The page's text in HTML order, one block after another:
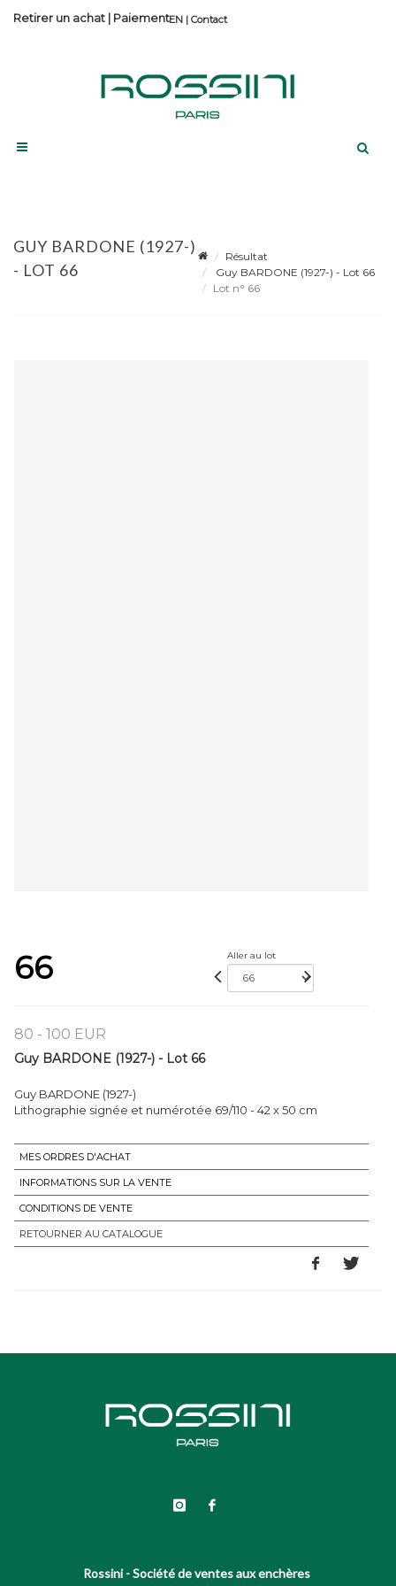
Contact
Retirer un achat | Paiement
GUY BARDONE (1927-)
- LOT 66
Résultat
Guy BARDONE (1927-) - Lot 66
Lot n° 66
66 Aller au lot
80 - 100 EUR
Guy BARDONE (1927-) - Lot 66
Guy BARDONE (1927-)
Lithographie signée et numérotée 69/110 - 42 x 50 cm
MES ORDRES D'ACHAT
INFORMATIONS SUR LA VENTE
CONDITIONS DE VENTE
RETOURNER AU CATALOGUE
Rossini - Société de ventes aux enchères